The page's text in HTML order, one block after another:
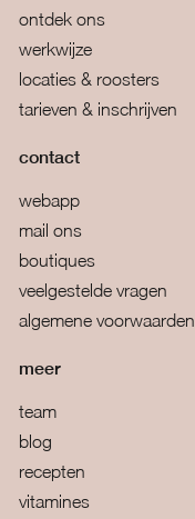
ontdek ons
werkwijze
locaties & roosters
tarieven & inschrijven
contact
webapp
mail ons
boutiques
veelgestelde vragen
algemene voorwaarden
meer
team
blog
recepten
vitamines